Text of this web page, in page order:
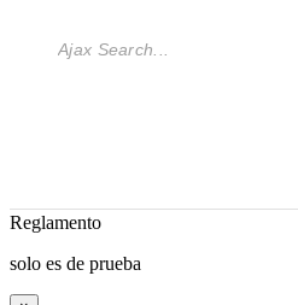
Reglamento
solo es de prueba